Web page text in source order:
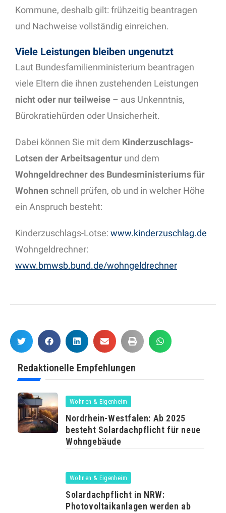
Kommune, deshalb gilt: frühzeitig beantragen
und Nachweise vollständig einreichen.
Viele Leistungen bleiben ungenutzt
Laut Bundesfamilienministerium beantragen
viele Eltern die ihnen zustehenden Leistungen
nicht oder nur teilweise – aus Unkenntnis,
Bürokratiehürden oder Unsicherheit.
Dabei können Sie mit dem Kinderzuschlags-
Lotsen der Arbeitsagentur und dem
Wohngeldrechner des Bundesministeriums für
Wohnen schnell prüfen, ob und in welcher Höhe
ein Anspruch besteht:
Kinderzuschlags-Lotse: www.kinderzuschlag.de
Wohngeldrechner:
www.bmwsb.bund.de/wohngeldrechner
Redaktionelle Empfehlungen
Wohnen & Eigenheim
Nordrhein-Westfalen: Ab 2025
besteht Solardachpflicht für neue
Wohngebäude
Wohnen & Eigenheim
Solardachpflicht in NRW:
Photovoltaikanlagen werden ab